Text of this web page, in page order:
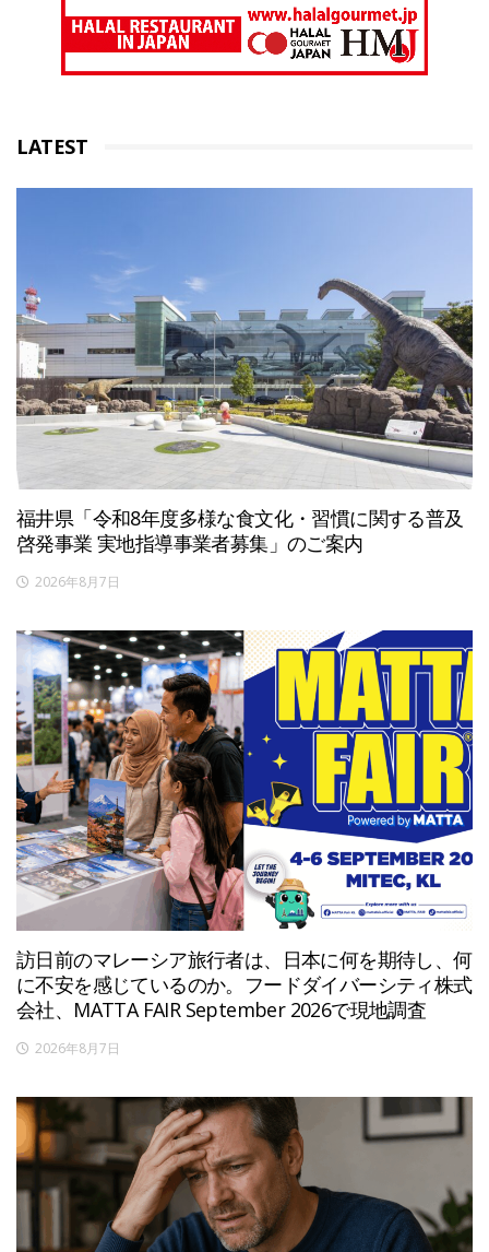
LATEST
福井県「令和8年度多様な食文化・習慣に関する普及
啓発事業 実地指導事業者募集」のご案内
2026年8月7日
訪日前のマレーシア旅行者は、日本に何を期待し、何
に不安を感じているのか。フードダイバーシティ株式
会社、MATTA FAIR September 2026で現地調査
2026年8月7日